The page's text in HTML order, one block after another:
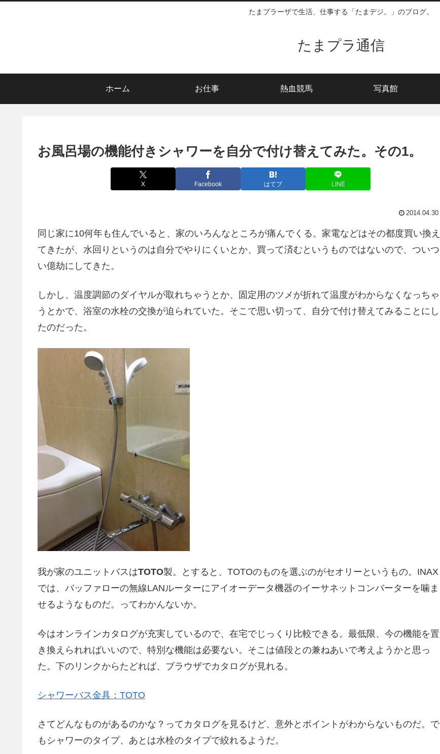
たまプラーザで生活、仕事する「たまデジ。」のブログ。
たまプラ通信
ホーム お仕事 熱血競馬 写真館
お風呂場の機能付きシャワーを自分で付け替えてみた。その1。
X Facebook はてブ LINE
2014.04.30
同じ家に10何年も住んでいると、家のいろんなところが痛んでくる。家電などはその都度買い換え
てきたが、水回りというのは自分でやりにくいとか、買って済むというものではないので、ついつ
い億劫にしてきた。
しかし、温度調節のダイヤルが取れちゃうとか、固定用のツメが折れて温度がわからなくなっちゃ
うとかで、浴室の水栓の交換が迫られていた。そこで思い切って、自分で付け替えてみることにし
たのだった。
我が家のユニットバスはTOTO製。とすると、TOTOのものを選ぶのがセオリーというもの。INAX
では、バッファローの無線LANルーターにアイオーデータ機器のイーサネットコンバーターを噛ま
せるようなものだ。ってわかんないか。
今はオンラインカタログが充実しているので、在宅でじっくり比較できる。最低限、今の機能を置
き換えられればいいので、特別な機能は必要ない。そこは値段との兼ねあいで考えようかと思っ
た。下のリンクからたどれば、ブラウザでカタログが見れる。
シャワーバス金具：TOTO
さてどんなものがあるのかな？ってカタログを見るけど、意外とポイントがわからないものだ。で
もシャワーのタイプ、あとは水栓のタイプで絞れるようだ。